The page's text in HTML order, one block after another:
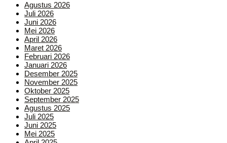
Agustus 2026
Juli 2026
Juni 2026
Mei 2026
April 2026
Maret 2026
Februari 2026
Januari 2026
Desember 2025
November 2025
Oktober 2025
September 2025
Agustus 2025
Juli 2025
Juni 2025
Mei 2025